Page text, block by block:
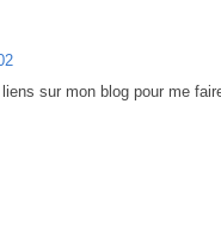
sur mon blog pour me